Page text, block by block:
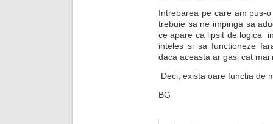
Intrebarea pe care am pus-
trebuie sa ne impinga sa
ce apare ca lipsit de logica
inteles si sa functioneze
daca aceasta ar gasi cat
Deci, exista oare functia de
BG